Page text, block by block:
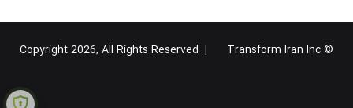
© Copyright 2026, All Rights Reserved |
Transform Iran Inc
گوگل